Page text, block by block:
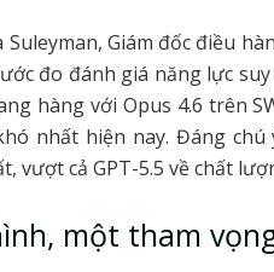
Suleyman, Giám đốc điều
đo đánh giá năng lực
hàng với Opus 4.6 trên
nhất hiện nay. Đáng
vượt cả GPT-5.5 về chất
một tham